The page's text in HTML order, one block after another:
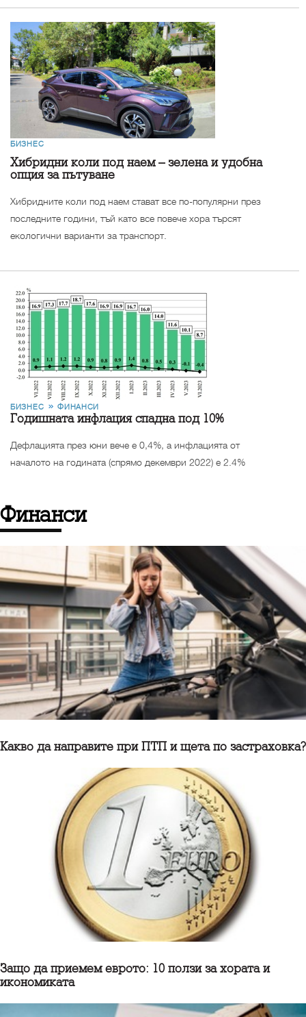
БИЗНЕС
Хибридни коли под наем – зелена и удобна
опция за пътуване
Хибридните коли под наем стават все по-популярни през
последните години, тъй като все повече хора търсят
екологични варианти за транспорт.
БИЗНЕС ФИНАНСИ
Годишната инфлация спадна под 10%
Дефлацията през юни вече е 0,4%, а инфлацията от
началото на годината (спрямо декември 2022) е 2.4%
Финанси
Какво да направите при ПТП и щета по застраховка?
Защо да приемем еврото: 10 ползи за хората и
икономиката